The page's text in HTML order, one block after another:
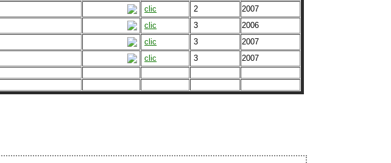
clic 2
2007
clic 3
2006
clic 3
2007
clic 3 2007